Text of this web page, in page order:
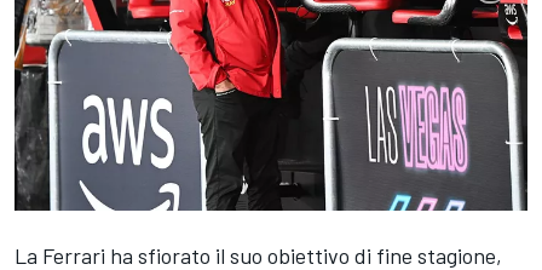
La Ferrari ha sfiorato il suo obiettivo di fine stagione,